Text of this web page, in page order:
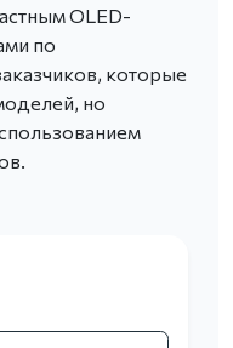
OLED-
по
которые
но